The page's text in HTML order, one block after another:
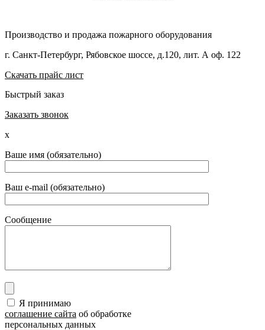
Производство и продажа пожарного оборудования
г. Санкт-Петербург, Рябовское шоссе, д.120, лит. А оф. 122
Скачать прайс лист
Быстрый заказ
Заказать звонок
x
Ваше имя (обязательно)
Ваш e-mail (обязательно)
Сообщение
Я принимаю
соглашение сайта об обработке
персональных данных